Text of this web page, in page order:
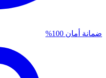
ضمانة أمان 100%